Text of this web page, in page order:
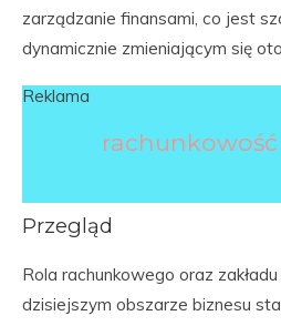
zarządzanie finansami, co jest
dynamicznie zmieniającym się
Reklama
Przegląd
Rola rachunkowego oraz
dzisiejszym obszarze biznesu